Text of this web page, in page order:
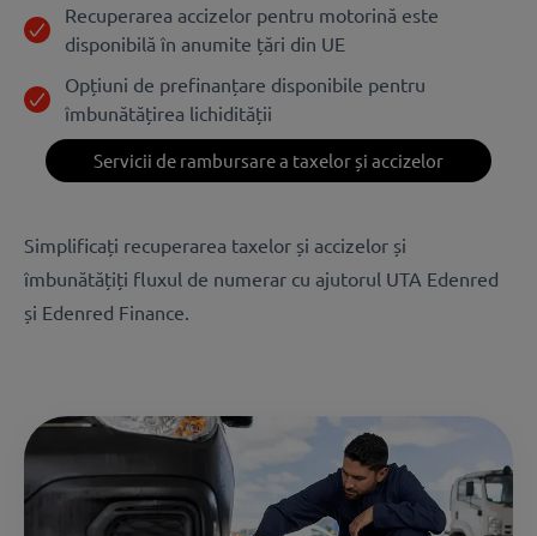
Recuperarea accizelor pentru motorină este
disponibilă în anumite țări din UE
Opțiuni de prefinanțare disponibile pentru
îmbunătățirea lichidității
Servicii de rambursare a taxelor și accizelor
Simplificați recuperarea taxelor și accizelor și
îmbunătățiți fluxul de numerar cu ajutorul UTA Edenred
și Edenred Finance.